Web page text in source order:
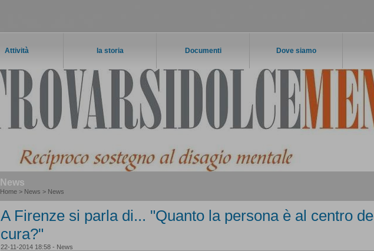
Attività la storia Documenti Dove siamo
News
Home > News > News
A Firenze si parla di... "Quanto la persona è al centro
cura?"
22-11-2014 18:58 - News